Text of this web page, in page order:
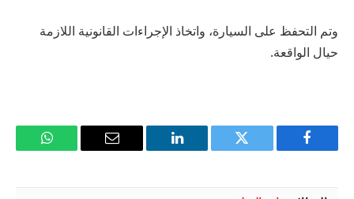
وتم التحفظ على السيارة، واتخاذ الإجراءات القانونية اللازمة
حيال الواقعة.
فيسبوك تويتر لينكدإن
البريد
واتساب